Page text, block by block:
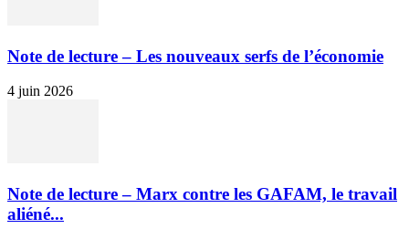
Note de lecture – Les nouveaux serfs de l’économie
4 juin 2026
Note de lecture – Marx contre les GAFAM, le travail
aliéné...